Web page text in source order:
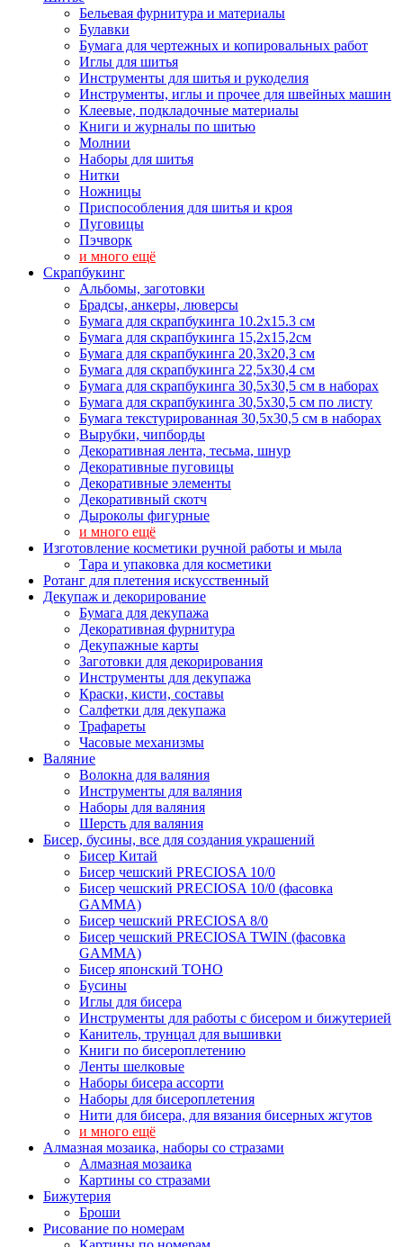
Бельевая фурнитура и материалы
Булавки
Бумага для чертежных и копировальных работ
Иглы для шитья
Инструменты для шитья и рукоделия
Инструменты, иглы и прочее для швейных машин
Клеевые, подкладочные материалы
Книги и журналы по шитью
Молнии
Наборы для шитья
Нитки
Ножницы
Приспособления для шитья и кроя
Пуговицы
Пэчворк
и много ещё
Скрапбукинг
Альбомы, заготовки
Брадсы, анкеры, люверсы
Бумага для скрапбукинга 10.2х15.3 см
Бумага для скрапбукинга 15,2х15,2см
Бумага для скрапбукинга 20,3х20,3 см
Бумага для скрапбукинга 22,5х30,4 см
Бумага для скрапбукинга 30,5х30,5 см в наборах
Бумага для скрапбукинга 30,5х30,5 см по листу
Бумага текстурированная 30,5х30,5 см в наборах
Вырубки, чипборды
Декоративная лента, тесьма, шнур
Декоративные пуговицы
Декоративные элементы
Декоративный скотч
Дыроколы фигурные
и много ещё
Изготовление косметики ручной работы и мыла
Тара и упаковка для косметики
Ротанг для плетения искусственный
Декупаж и декорирование
Бумага для декупажа
Декоративная фурнитура
Декупажные карты
Заготовки для декорирования
Инструменты для декупажа
Краски, кисти, составы
Салфетки для декупажа
Трафареты
Часовые механизмы
Валяние
Волокна для валяния
Инструменты для валяния
Наборы для валяния
Шерсть для валяния
Бисер, бусины, все для создания украшений
Бисер Китай
Бисер чешский PRECIOSA 10/0
Бисер чешский PRECIOSA 10/0 (фасовка
GAMMA)
Бисер чешский PRECIOSA 8/0
Бисер чешский PRECIOSA TWIN (фасовка
GAMMA)
Бисер японский TOHO
Бусины
Иглы для бисера
Инструменты для работы с бисером и бижутерией
Канитель, трунцал для вышивки
Книги по бисероплетению
Ленты шелковые
Наборы бисера ассорти
Наборы для бисероплетения
Нити для бисера, для вязания бисерных жгутов
и много ещё
Алмазная мозаика, наборы со стразами
Алмазная мозаика
Картины co стразами
Бижутерия
Броши
Рисование по номерам